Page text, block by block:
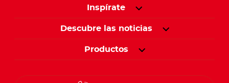
Inspírate
Descubre las noticias
Productos